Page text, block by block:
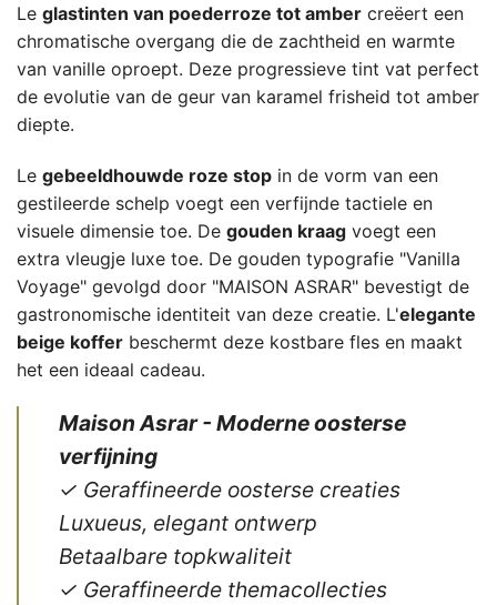
Le glastinten van poederroze tot amber creëert een
chromatische overgang die de zachtheid en warmte
van vanille oproept. Deze progressieve tint vat perfect
de evolutie van de geur van karamel frisheid tot amber
diepte.
Le gebeeldhouwde roze stop in de vorm van een
gestileerde schelp voegt een verfijnde tactiele en
visuele dimensie toe. De gouden kraag voegt een
extra vleugje luxe toe. De gouden typografie "Vanilla
Voyage" gevolgd door "MAISON ASRAR" bevestigt de
gastronomische identiteit van deze creatie. L'elegante
beige koffer beschermt deze kostbare fles en maakt
het een ideaal cadeau.
Maison Asrar - Moderne oosterse
verfijning
✓ Geraffineerde oosterse creaties
Luxueus, elegant ontwerp
Betaalbare topkwaliteit
✓ Geraffineerde themacollecties